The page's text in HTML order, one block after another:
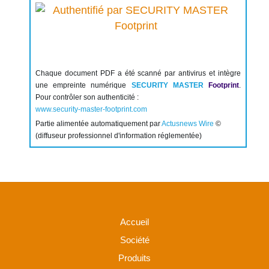
Chaque document PDF a été scanné par antivirus et intègre
une empreinte numérique SECURITY MASTER Footprint
Pour contrôler son authenticité :
www.security-master-footprint.com
Partie alimentée automatiquement parActusnews Wire ©
(diffuseur professionnel d'information réglementée)
Accueil
Société
Produits